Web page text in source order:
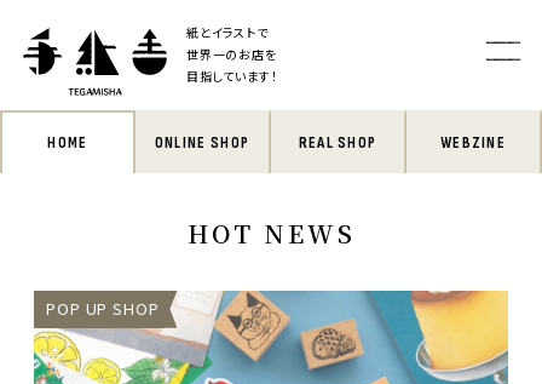
紙とイラストで
世界一のお店を
目指しています！
HOME ONLINE SHOP REAL SHOP WEBZINE
HOT NEWS
POP UP SHOP